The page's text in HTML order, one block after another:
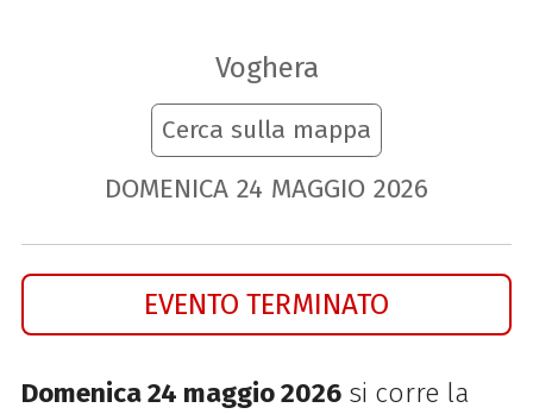
Voghera
Cerca sulla mappa
DOMENICA 24 MAGGIO 2026
EVENTO TERMINATO
Domenica 24 maggio 2026si corre la